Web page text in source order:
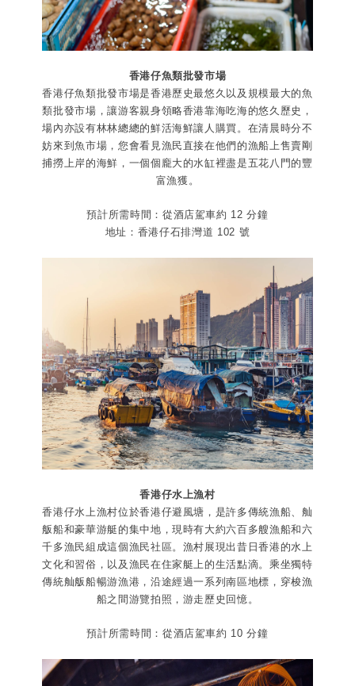
香港仔魚類批發市場
香港仔魚類批發市場是香港歷史最悠久以及規模最大的魚
類批發市場，讓游客親身領略香港靠海吃海的悠久歷史，
場內亦設有林林總總的鮮活海鮮讓人購買。在清晨時分不
妨來到魚市場，您會看見漁民直接在他們的漁船上售賣剛
捕撈上岸的海鮮，一個個龐大的水缸裡盡是五花八門的豐
富漁獲。
預計所需時間：從酒店駕車約 12 分鐘
地址：香港仔石排灣道 102 號
香港仔水上漁村
香港仔水上漁村位於香港仔避風塘，是許多傳統漁船、舢
舨船和豪華游艇的集中地，現時有大約六百多艘漁船和六
千多漁民組成這個漁民社區。漁村展現出昔日香港的水上
文化和習俗，以及漁民在住家艇上的生活點滴。乘坐獨特
傳統舢舨船暢游漁港，沿途經過一系列南區地標，穿梭漁
船之間游覽拍照，游走歷史回憶。
預計所需時間：從酒店駕車約 10 分鐘